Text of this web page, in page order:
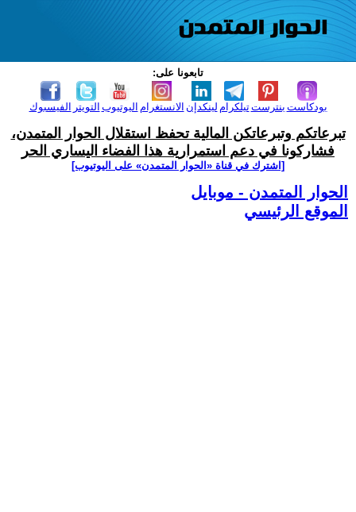
تابعونا على:
الفيسبوك التويتر اليوتيوب الانستغرام لينكدإن تيلكرامبنترست بودكاست
تبرعاتكم وتبرعاتكن المالية تحفظ استقلال الحوار المتمدن،
فشاركونا في دعم استمرارية هذا الفضاء اليساري الحر
[اشترك في قناة ‫«الحوار المتمدن» على اليوتيوب]
الحوار المتمدن - موبايل
الموقع الرئيسي